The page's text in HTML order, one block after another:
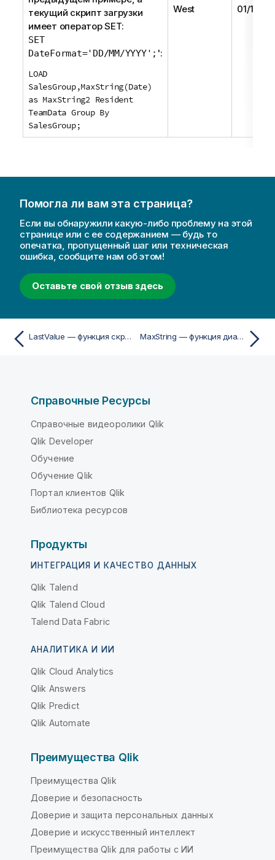
текущий скрипт загрузки
имеет операторSET:
SET
DateFormat='DD/MM/YYYY'; ':
LOAD
SalesGroup,MaxString(Date)
as MaxString2 Resident
TeamData Group By
SalesGroup;
West 01/12/
Помогла ли вам эта страница?
Если вы обнаружили какую-либо проблему на этой
странице или с ее содержанием — будь то
опечатка, пропущенный шаг или техническая
ошибка, сообщите нам об этом!
Оставьте свой отзыв здесь
LastValue — функция скрипта MaxString — функция диаграммы
Справочные Ресурсы
Справочные видеоролики Qlik
Qlik Developer
Обучение
Обучение Qlik
Портал клиентов Qlik
Библиотека ресурсов
Продукты
ИНТЕГРАЦИЯ И КАЧЕСТВО ДАННЫХ
Qlik Talend
Qlik Talend Cloud
Talend Data Fabric
АНАЛИТИКА И ИИ
Qlik Cloud Analytics
Qlik Answers
Qlik Predict
Qlik Automate
Преимущества Qlik
Преимущества Qlik
Доверие и безопасность
Доверие и защита персональных данных
Доверие и искусственный интеллект
Преимущества Qlik для работы с ИИ